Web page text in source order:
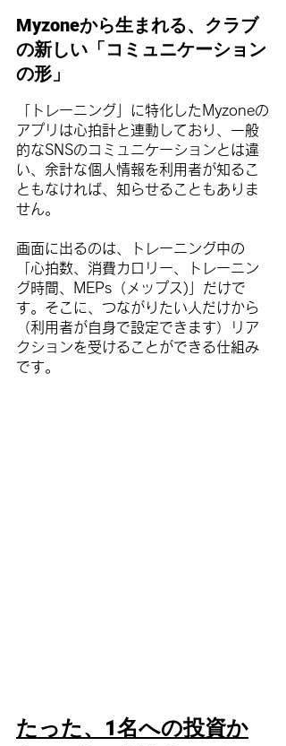
Myzoneから生まれる、クラブ
の新しい「コミュニケーション
の形」
「トレーニング」に特化したMyzoneの
アプリは心拍計と連動しており、一般
的なSNSのコミュニケーションとは違
い、余計な個人情報を利用者が知るこ
ともなければ、知らせることもありま
せん。
画面に出るのは、トレーニング中の
「心拍数、消費カロリー、トレーニン
グ時間、MEPs（メップス)」だけで
す。そこに、つながりたい人だけから
（利用者が自身で設定できます）リア
クションを受けることができる仕組み
です。
たった、1名への投資か